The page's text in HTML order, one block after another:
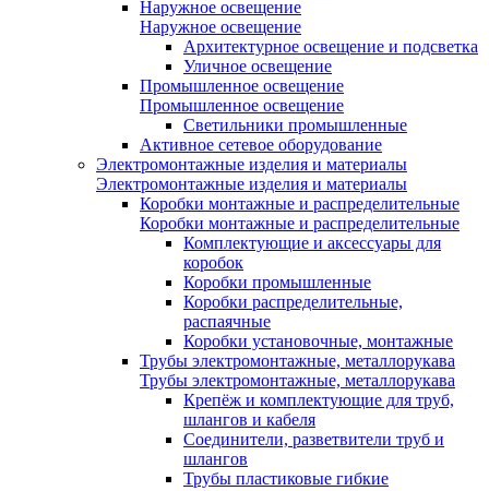
Наружное освещение
Наружное освещение
Архитектурное освещение и подсветка
Уличное освещение
Промышленное освещение
Промышленное освещение
Светильники промышленные
Активное сетевое оборудование
Электромонтажные изделия и материалы
Электромонтажные изделия и материалы
Коробки монтажные и распределительные
Коробки монтажные и распределительные
Комплектующие и аксессуары для
коробок
Коробки промышленные
Коробки распределительные,
распаячные
Коробки установочные, монтажные
Трубы электромонтажные, металлорукава
Трубы электромонтажные, металлорукава
Крепёж и комплектующие для труб,
шлангов и кабеля
Соединители, разветвители труб и
шлангов
Трубы пластиковые гибкие